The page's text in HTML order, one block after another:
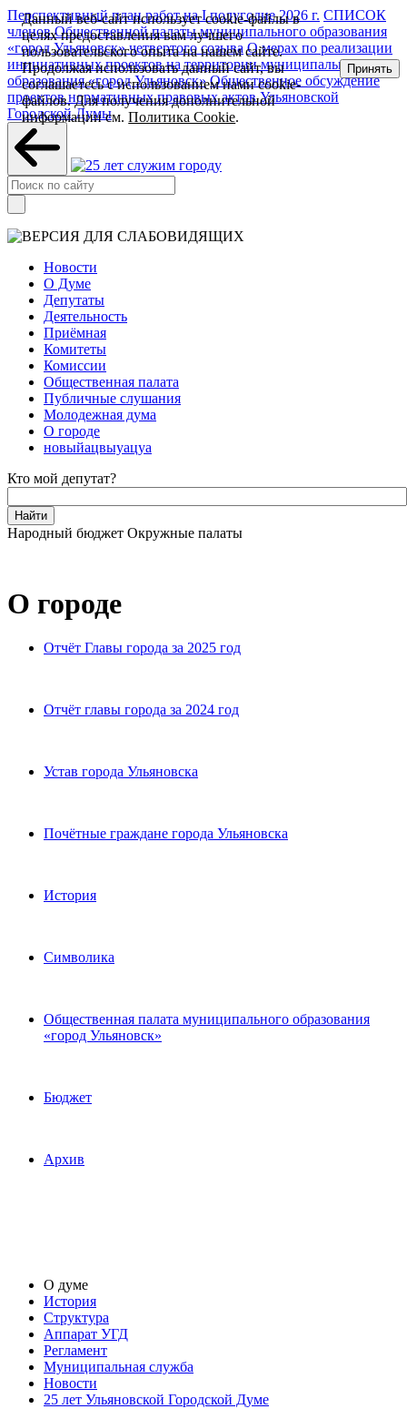
Перспективный план работ на I полугодие 2026 г. СПИСОК
членов Общественной палаты муниципального образования
«город Ульяновск» четвертого созыва О мерах по реализации
инициативных проектов на территории муниципального
образования «город Ульяновск» Общественное обсуждение
проектов нормативных правовых актов Ульяновской
Городской Думы
Новости
О Думе
Депутаты
Деятельность
Приёмная
Комитеты
Комиссии
Общественная палата
Публичные слушания
Молодежная дума
О городе
новыйацвыуацуа
Кто мой депутат?
Народный бюджет Окружные палаты
О городе
Отчёт Главы города за 2025 год
Отчёт главы города за 2024 год
Устав города Ульяновска
Почётные граждане города Ульяновска
История
Символика
Общественная палата муниципального образования
«город Ульяновск»
Бюджет
Архив
О думе
История
Структура
Аппарат УГД
Регламент
Муниципальная служба
Новости
25 лет Ульяновской Городской Думе
Данный веб-сайт использует cookie-файлы в
целях предоставления вам лучшего
пользовательского опыта на нашем сайте.
Продолжая использовать данный сайт, вы
соглашаетесь с использованием нами cookie-
файлов. Для получения дополнительной
информации см.Политика Cookie.
Принять